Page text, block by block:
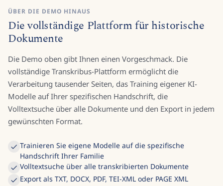
ÜBER DIE DEMO HINAUS
Die vollständige Plattform für historische
Dokumente
Die Demo oben gibt Ihnen einen Vorgeschmack. Die
vollständige Transkribus-Plattform ermöglicht die
Verarbeitung tausender Seiten, das Training eigener KI-
Modelle auf Ihrer spezifischen Handschrift, die
Volltextsuche über alle Dokumente und den Export in jedem
gewünschten Format.
Trainieren Sie eigene Modelle auf die spezifische
Handschrift Ihrer Familie
Volltextsuche über alle transkribierten Dokumente
Export als TXT, DOCX, PDF, TEI-XML oder PAGE XML